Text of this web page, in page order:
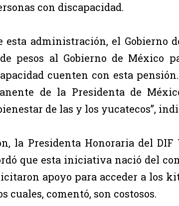
con discapacidad.
esta administración, el Gobierno
pesos al Gobierno de México
cuenten con esta
de la Presidenta de
de las y los yucatecos”,
la Presidenta Honoraria del DIF
que esta iniciativa nació del
apoyo para acceder a los
cuales, comentó, son costosos.